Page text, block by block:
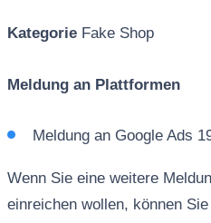
Kategorie Fake Shop
Meldung an Plattformen
Meldung an Google Ads
Wenn Sie eine weitere
einreichen wollen, können